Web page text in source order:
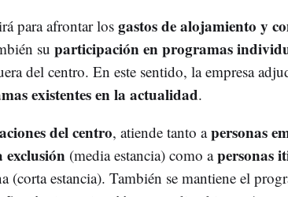
para afrontar los gastos de alojamiento y
su participación en programas
del centro. En este sentido, la empresa
existentes en la actualidad.
del centro, atiende tanto apersonas
exclusión(media estancia) como apersonas
(corta estancia). También se mantiene el